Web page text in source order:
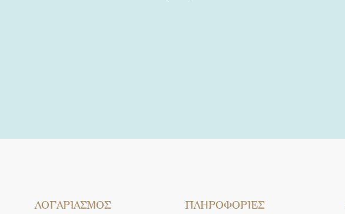
ΛΟΓΑΡΙΑΣΜΟΣ ΠΛΗΡΟΦΟΡΙΕΣ